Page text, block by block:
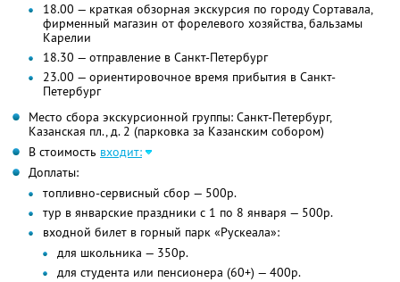
18.00 — краткая обзорная экскурсия по городу Сортавала,
фирменный магазин от форелевого хозяйства, бальзамы
Карелии
18.30 — отправление в Санкт-Петербург
23.00 — ориентировочное время прибытия в Санкт-
Петербург
Место сбора экскурсионной группы: Санкт-Петербург,
Казанская пл., д. 2 (парковка за Казанским собором)
В стоимость входит:
Доплаты:
топливно-сервисный сбор — 500р.
тур в январские праздники с 1 по 8 января — 500р.
входной билет в горный парк «Рускеала»:
для школьника — 350р.
для студента или пенсионера (60+) — 400р.